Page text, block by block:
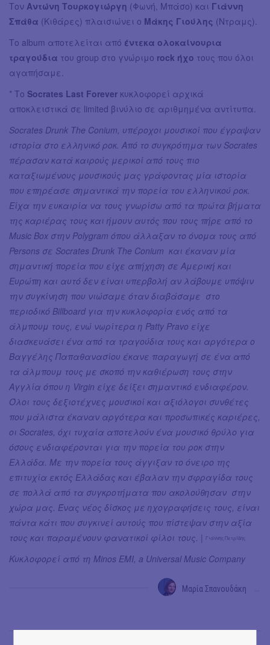
Τον Αντώνη Τουρκογιώργη (Φωνή, Μπάσο) και Γιάννη
Σπάθα (Κιθάρες) πλαισιώνει ο Μάκης Γιούλης (Ντραμς).
Το album αποτελείται από έντεκα ολοκαίνουρια
τραγούδια του group στο γνώριμο rock ήχο τους που όλοι
αγαπήσαμε.
* Το Socrates Last Forever κυκλοφορεί αρχικά
αποκλειστικά σε limited βινύλιο σε αριθμημένα αντίτυπα.
Socrates Drunk The Conium, υπέροχοι μουσικοί που έγραψαν
ιστορία στο ελληνικό ροκ. Από το συγκρότημα των Socrates
πέρασαν κατά καιρούς μερικοί από τους πιο
καταξιωμένους μουσικούς μας γράφοντας μία ιστορία
που επηρέασε σημαντικά την πορεία του ελληνικού ροκ.
Είχα την ευκαιρία να τους γνωρίσω από τα πρώτα βήματα
της καριέρας τους και ήμουν αυτός που τους πήρε από το
Music Box στην Polygram όπου άλλαξαν το όνομα τους από
Persons σε Socrates Drunk The Conium και έκαναν μία
σημαντική πορεία που είχε απήχηση σε Αμερική και
Ευρώπη και αυτό δεν είναι υπερβολή αν λάβουμε υπόψιν
την συγκίνηση που νιώσαμε όταν διαβάσαμε στο
περιοδικό Billboard για την κυκλοφορία ενός από τα
άλμπουμ τους, ενώ νωρίτερα η Patty Pravo είχε
διασκευάσει ένα από τα τραγούδια τους και αργότερα ο
Βαγγέλης Παπαθανασίου έκανε παραγωγή σε ένα από
τα άλμπουμ τους με σκοπό την καθιέρωση τους στην
Αγγλία όπου η Virgin είχε δείξει σημαντικό ενδιαφέρον.
Όλοι τους δεξιοτέχνες μουσικοί και αξιόλογοι συνθέτες
που μάλιστα έκαναν αργότερα και προσωπικές καριέρες,
οι Socrates, όχι τυχαία αποτελούν ένα μουσικό θρύλο για
όσους ενδιαφέρονται για την πορεία του ροκ στην
Ελλάδα. Με την πορεία τους άγγιξαν το όνειρο της
επιτυχία εκτός Ελλάδας και έβαλαν την σφραγίδα τους
σε πολλά από τα συγκροτήματα που ακολούθησαν στην
χώρα μας. Ένας νέος δίσκος με ηχογραφήσεις τους, είναι
πάντα κάτι που συγκινεί αυτούς που πίστεψαν στην αξία
τους και παραμένουν φανατικοί φίλοι τους. | Γιάννης Πετρίδης
Κυκλοφορεί από τη Minos EMI, a Universal Music Company
Μαρία Σπανουδάκη